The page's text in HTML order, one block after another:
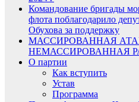
Командование бригады
флота поблагодарило
Обухова за поддержку
МАССИРОВАННАЯ
НЕМАССИРОВАННАЯ
О партии
Как вступить
Устав
Программа